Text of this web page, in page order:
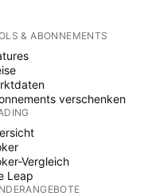
& ABONNEMENTS
verschenken
Vergleich
Leap